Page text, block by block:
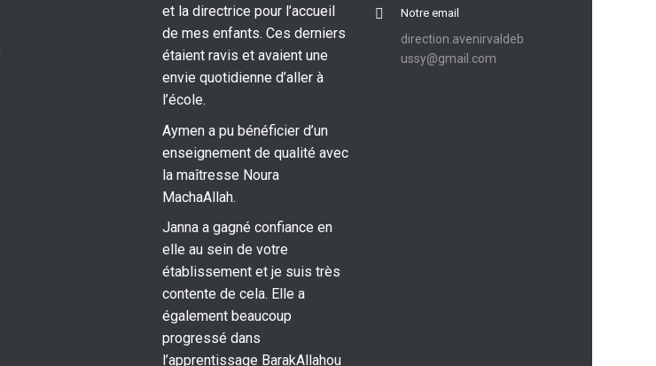
et la directrice pour l’accueil
de mes enfants. Ces derniers
étaient ravis et avaient une
envie quotidienne d’aller à
l’école.
Aymen a pu bénéficier d’un
enseignement de qualité avec
la maîtresse Noura
MachaAllah.
Janna a gagné confiance en
elle au sein de votre
établissement et je suis très
contente de cela. Elle a
également beaucoup
progressé dans
l’apprentissage BarakAllahou
Notre email
direction.avenirvaldeb
ussy@gmail.com